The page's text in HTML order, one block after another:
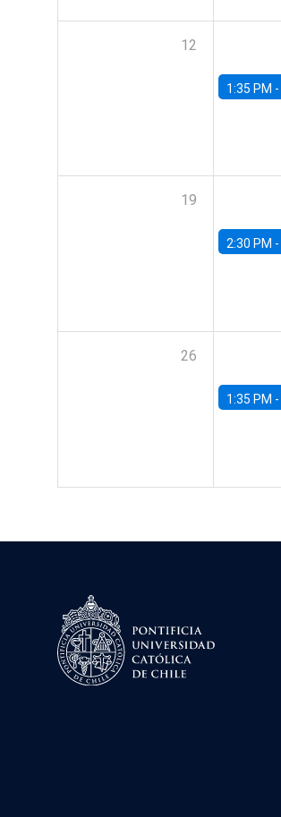
12
1:35 PM -
19
2:30 PM -
26
1:35 PM -